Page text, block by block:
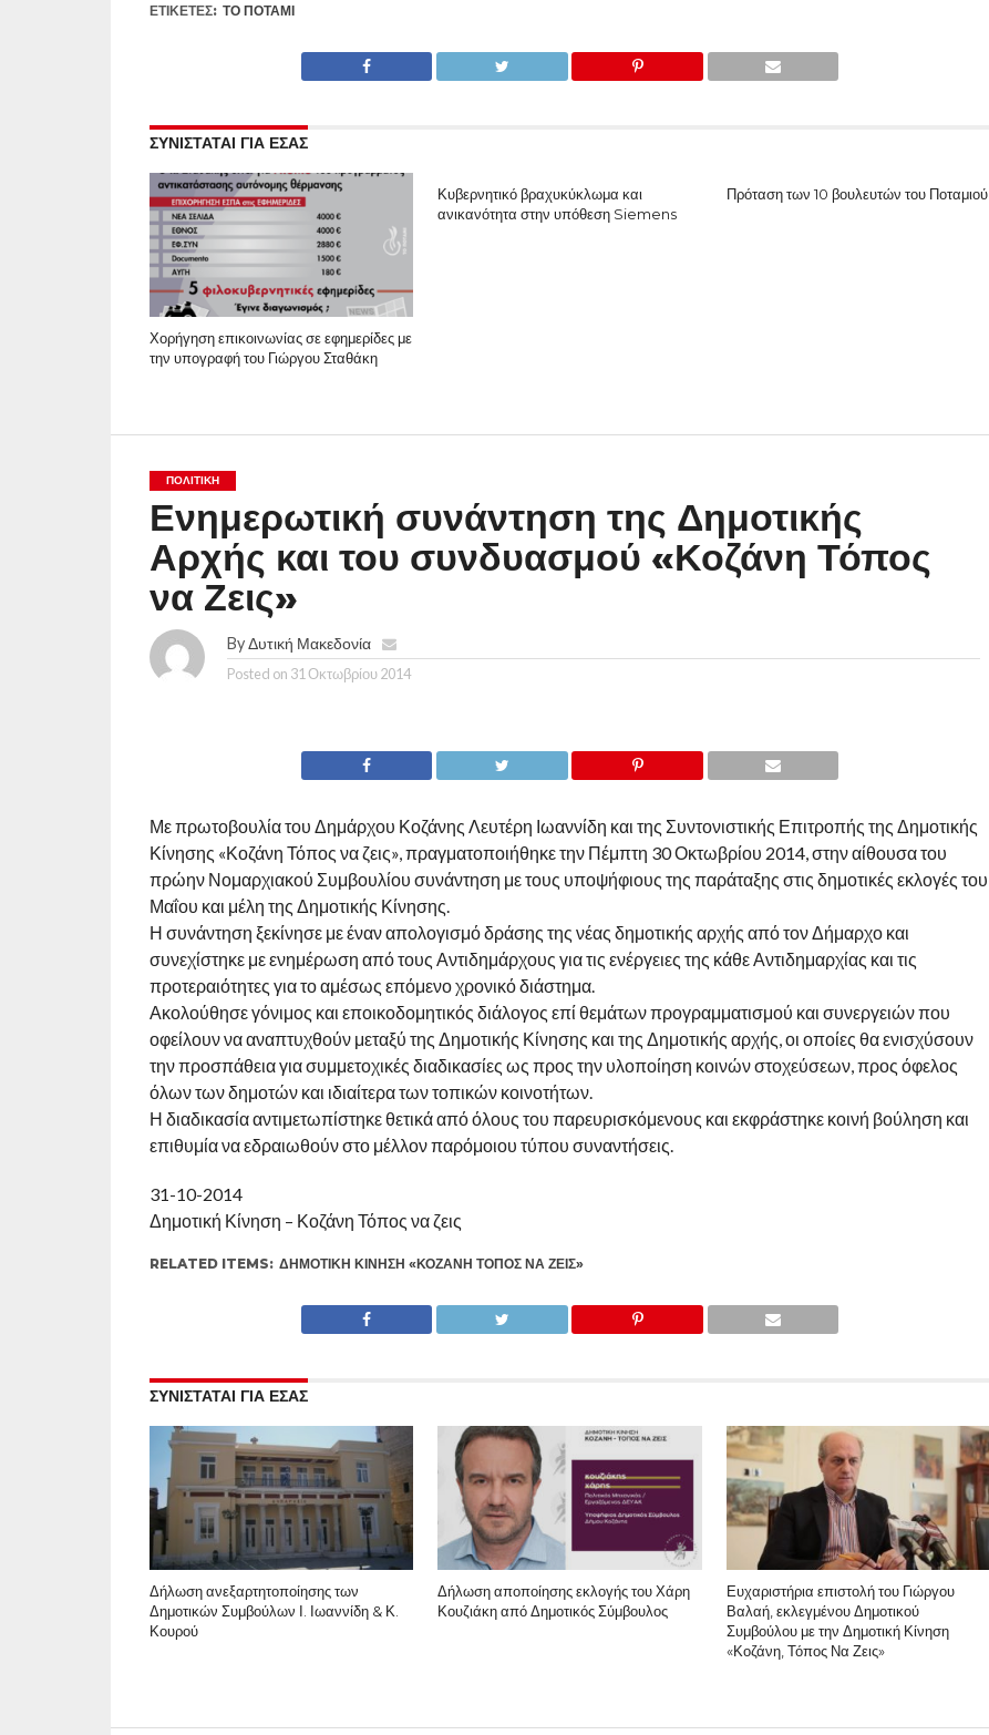
ΕΤΙΚΕΤΕΣ: ΤΟ ΠΟΤΆΜΙ
ΣΥΝΙΣΤΑΤΑΙ ΓΙΑ ΕΣΑΣ
Χορήγηση επικοινωνίας σε εφημερίδες με
την υπογραφή του Γιώργου Σταθάκη
Κυβερνητικό βραχυκύκλωμα και
ανικανότητα στην υπόθεση Siemens
Πρόταση των 10 βουλευτών του Ποταμιού
ΠΟΛΙΤΙΚΉ
Ενημερωτική συνάντηση της Δημοτικής
Αρχής και του συνδυασμού «Κοζάνη Τόπος
να Ζεις»
ByΔυτική Μακεδονία
Posted on 31 Οκτωβρίου 2014
Με πρωτοβουλία του Δημάρχου Κοζάνης Λευτέρη Ιωαννίδη και της Συντονιστικής Επιτροπής της Δημοτικής
Κίνησης «Κοζάνη Τόπος να ζεις», πραγματοποιήθηκε την Πέμπτη 30 Οκτωβρίου 2014, στην αίθουσα του
πρώην Νομαρχιακού Συμβουλίου συνάντηση με τους υποψήφιους της παράταξης στις δημοτικές εκλογές του
Μαΐου και μέλη της Δημοτικής Κίνησης.
Η συνάντηση ξεκίνησε με έναν απολογισμό δράσης της νέας δημοτικής αρχής από τον Δήμαρχο και
συνεχίστηκε με ενημέρωση από τους Αντιδημάρχους για τις ενέργειες της κάθε Αντιδημαρχίας και τις
προτεραιότητες για το αμέσως επόμενο χρονικό διάστημα.
Ακολούθησε γόνιμος και εποικοδομητικός διάλογος επί θεμάτων προγραμματισμού και συνεργειών που
οφείλουν να αναπτυχθούν μεταξύ της Δημοτικής Κίνησης και της Δημοτικής αρχής, οι οποίες θα ενισχύσουν
την προσπάθεια για συμμετοχικές διαδικασίες ως προς την υλοποίηση κοινών στοχεύσεων, προς όφελος
όλων των δημοτών και ιδιαίτερα των τοπικών κοινοτήτων.
Η διαδικασία αντιμετωπίστηκε θετικά από όλους του παρευρισκόμενους και εκφράστηκε κοινή βούληση και
επιθυμία να εδραιωθούν στο μέλλον παρόμοιου τύπου συναντήσεις.
31-10-2014
Δημοτική Κίνηση – Κοζάνη Τόπος να ζεις
RELATED ITEMS: ΔΗΜΟΤΙΚΉ ΚΊΝΗΣΗ «ΚΟΖΆΝΗ ΤΌΠΟΣ ΝΑ ΖΕΙΣ»
ΣΥΝΙΣΤΑΤΑΙ ΓΙΑ ΕΣΑΣ
Δήλωση ανεξαρτητοποίησης των
Δημοτικών Συμβούλων Ι. Ιωαννίδη & Κ.
Κουρού
Δήλωση αποποίησης εκλογής του Χάρη
Κουζιάκη από Δημοτικός Σύμβουλος
Ευχαριστήρια επιστολή του Γιώργου
Βαλαή, εκλεγμένου Δημοτικού
Συμβούλου με την Δημοτική Κίνηση
«Κοζάνη, Τόπος Να Ζεις»